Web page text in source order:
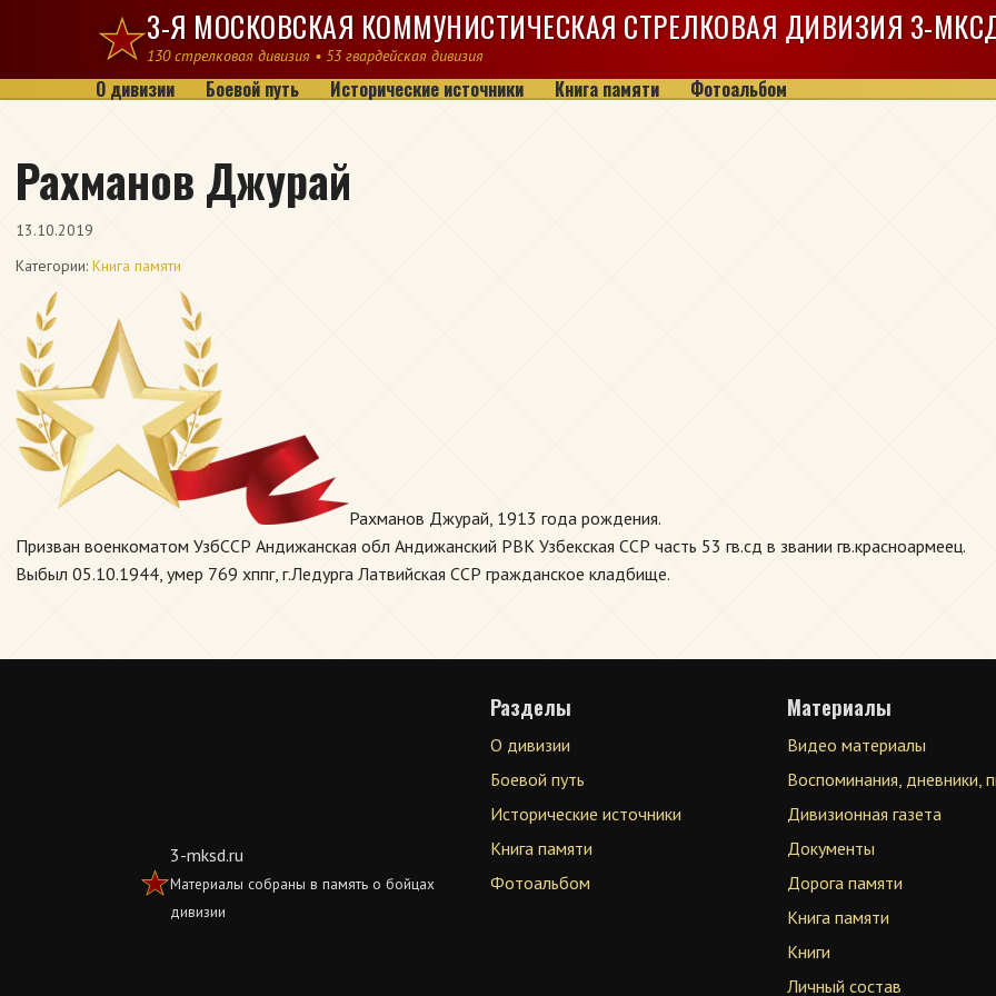
Перейти к содержимому3-Я МОСКОВСКАЯ КОММУНИСТИЧЕСКАЯ СТРЕЛКОВАЯ ДИВИЗИЯ 3-
130 стрелковая дивизия • 53 гвардейская дивизия
О дивизии Боевой путь Исторические источники Книга памяти Фотоальбом
Рахманов Джурай
13.10.2019
Категории: Книга памяти
Рахманов Джурай, 1913 года рождения.
Призван военкоматом УзбССР Андижанская обл Андижанский РВК Узбекская ССР часть 53 гв.сд в звании гв.красноармеец.
Выбыл 05.10.1944, умер 769 хппг, г.Ледурга Латвийская ССР гражданское кладбище.
3-mksd.ru
Материалы собраны в память о бойцах
дивизии
Разделы
О дивизии
Боевой путь
Исторические источники
Книга памяти
Фотоальбом
Материалы
Видео материалы
Воспоминания, дневники,
Дивизионная газета
Документы
Дорога памяти
Книга памяти
Книги
Личный состав